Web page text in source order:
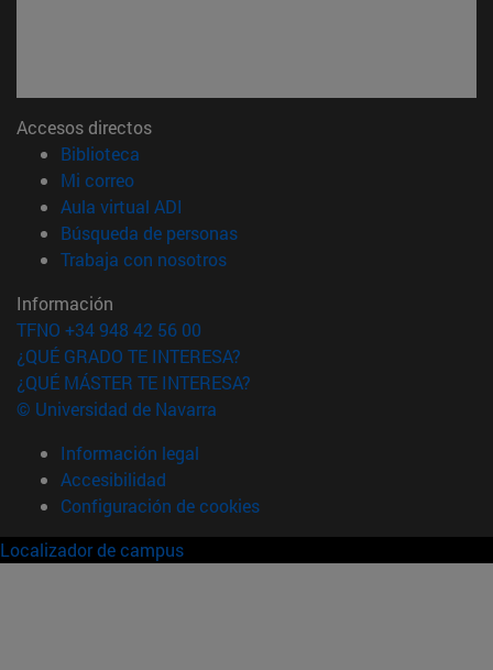
Accesos directos
Biblioteca
Mi correo(abre en nueva ventana)
Aula virtual ADI
Búsqueda de personas(abre en nueva ventana)
Trabaja con nosotros(abre en nueva ventana)
Información
TFNO +34 948 42 56 00
¿QUÉ GRADO TE INTERESA?
¿QUÉ MÁSTER TE INTERESA?
© Universidad de Navarra
Información legal
Accesibilidad
Configuración de cookies
Localizador de campus